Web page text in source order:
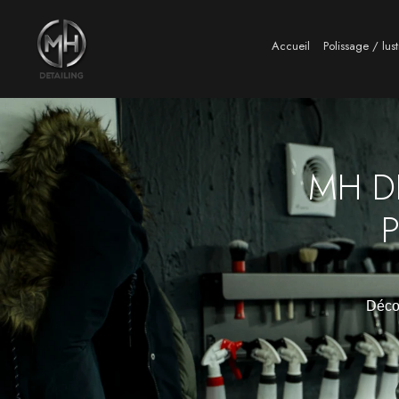
Accueil Polissage /
MH